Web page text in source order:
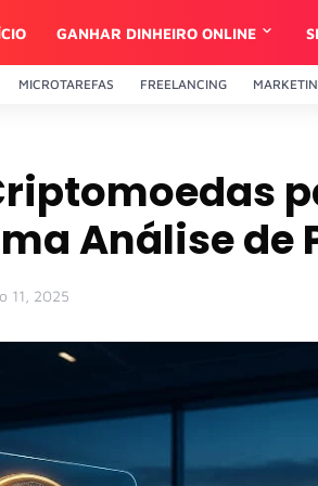
GANHAR DINHEIRO ONLINE
MICROTAREFAS FREELANCING
Análise de
11, 2025